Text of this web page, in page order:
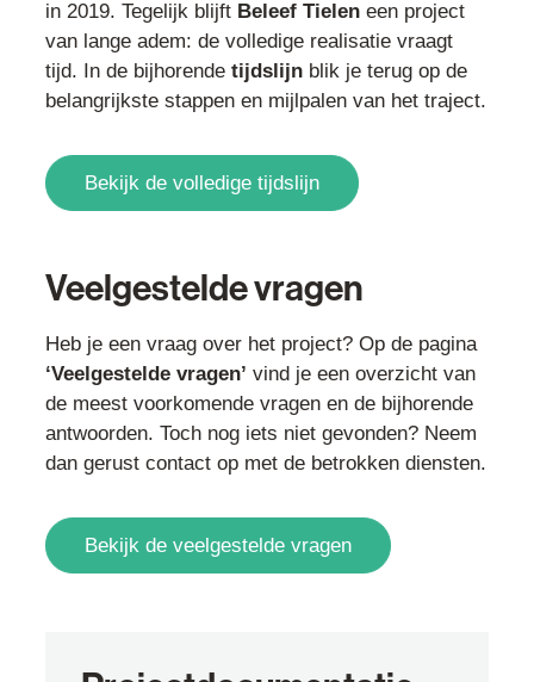
in 2019. Tegelijk blijft Beleef Tielen een project
van lange adem: de volledige realisatie vraagt
tijd. In de bijhorende tijdslijn blik je terug op de
belangrijkste stappen en mijlpalen van het traject.
Bekijk de volledige tijdslijn
Veelgestelde vragen
Heb je een vraag over het project? Op de pagina
‘Veelgestelde vragen’ vind je een overzicht van
de meest voorkomende vragen en de bijhorende
antwoorden. Toch nog iets niet gevonden? Neem
dan gerust contact op met de betrokken diensten.
Bekijk de veelgestelde vragen